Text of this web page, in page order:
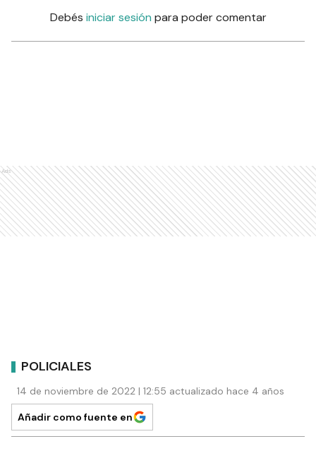
Debés iniciar sesión para poder comentar
Ads
POLICIALES
14 de noviembre de 2022 | 12:55 actualizado hace 4 años
Añadir como fuente en